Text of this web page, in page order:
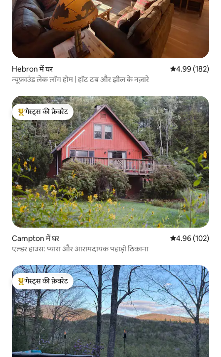
Hebron में घर औसत रेटिंग 5 में से
4.99 (182)
न्यूफ़ाउंड लेक लॉग होम | हॉट टब और झील के नज़ारे
गेस्ट्स का टॉप फ़ेवरेट
गेस्ट्स की फ़ेवरेट
Campton में घर औसत रेटिंग 5 में से
4.96 (102)
एल्डर हाउस: प्यारा और आरामदायक पहाड़ी ठिकाना
गेस्ट्स का टॉप फ़ेवरेट
गेस्ट्स की फ़ेवरेट